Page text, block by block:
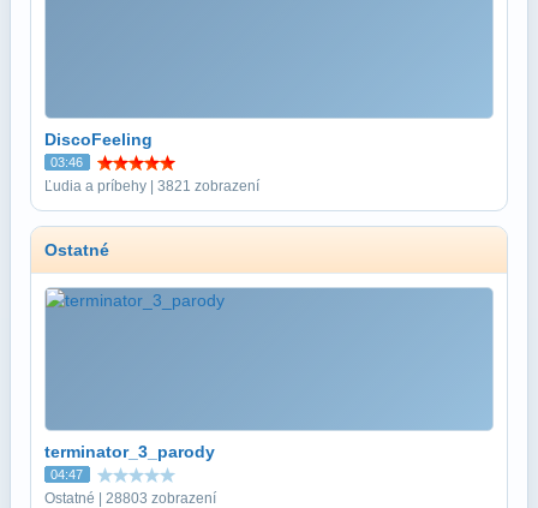
DiscoFeeling
03:46
Ľudia a príbehy | 3821 zobrazení
Ostatné
terminator_3_parody
04:47
Ostatné | 28803 zobrazení